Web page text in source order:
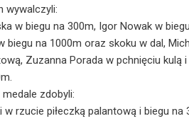
wywalczyli:
w biegu na 300m, Igor Nowak w
biegu na 1000m oraz skoku w dal,
Zuzanna Porada w pchnięciu kulą
zdobyli:
w rzucie piłeczką palantową i biegu na